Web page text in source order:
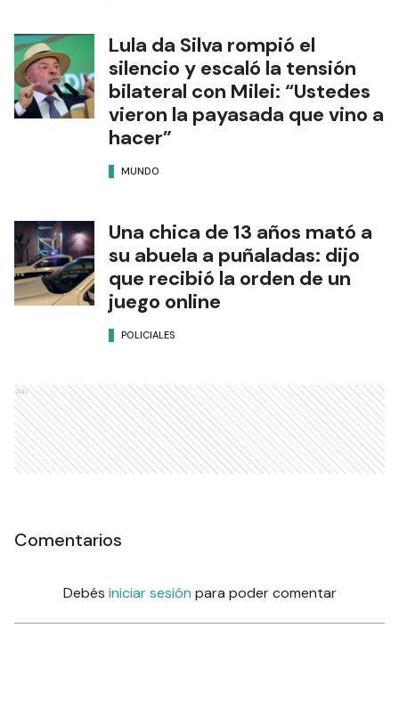
Lula da Silva rompió el
silencio y escaló la tensión
bilateral con Milei: “Ustedes
vieron la payasada que vino a
hacer”
MUNDO
Una chica de 13 años mató a
su abuela a puñaladas: dijo
que recibió la orden de un
juego online
POLICIALES
Ads
Comentarios
Debés iniciar sesión para poder comentar